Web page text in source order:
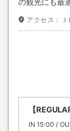
アクセス：
【
IN チェック
15:00 /